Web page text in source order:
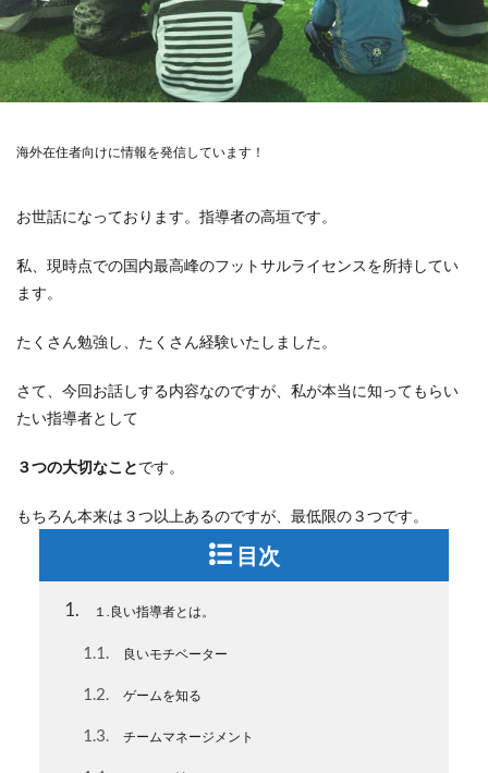
海外在住者向けに情報を発信しています！
お世話になっております。指導者の高垣です。
私、現時点での国内最高峰のフットサルライセンスを所持してい
ます。
たくさん勉強し、たくさん経験いたしました。
さて、今回お話しする内容なのですが、私が本当に知ってもらい
たい指導者として
３つの大切なことです。
もちろん本来は３つ以上あるのですが、最低限の３つです。
目次
1 １.良い指導者とは。
1.1 良いモチベーター
1.2 ゲームを知る
1.3 チームマネージメント